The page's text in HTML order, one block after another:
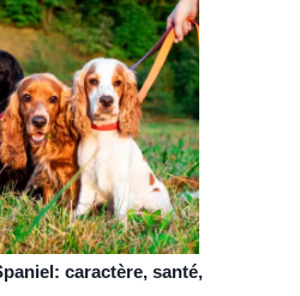
caractère, santé,